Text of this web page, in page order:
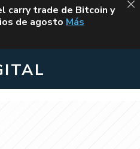
carry trade de Bitcoin y
de agosto VUELVE EL
Más